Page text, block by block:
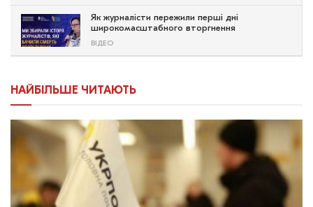
Як журналісти пережили перші дні
широкомасштабного вторгнення
ВІДЕО
НАЙБІЛЬШЕ ЧИТАЮТЬ